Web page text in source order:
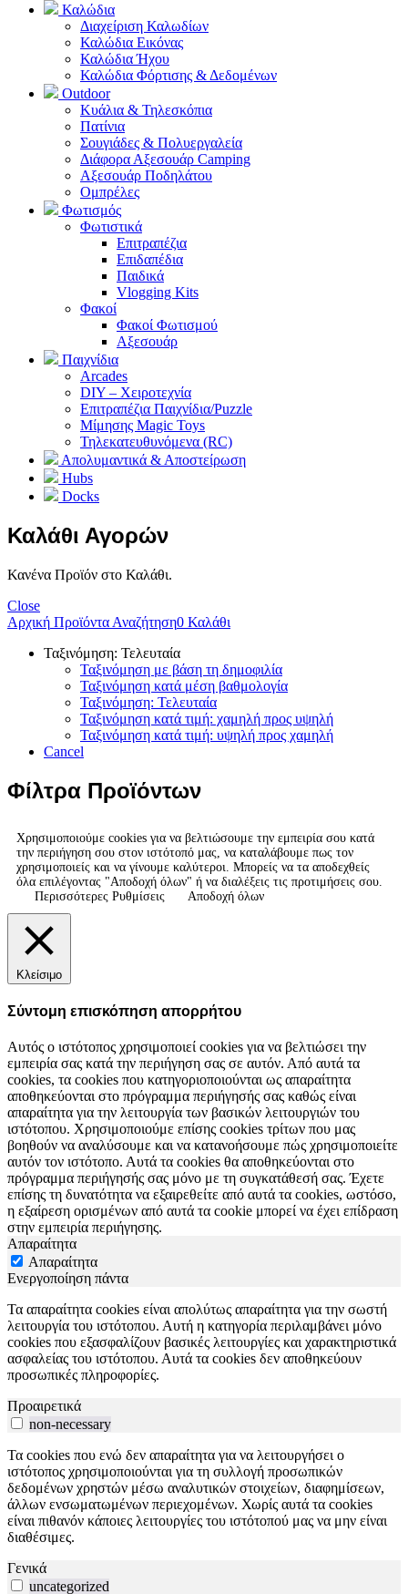
Καλώδια
Διαχείριση Καλωδίων
Καλώδια Εικόνας
Καλώδια Ήχου
Καλώδια Φόρτισης & Δεδομένων
Outdoor
Κυάλια & Τηλεσκόπια
Πατίνια
Σουγιάδες & Πολυεργαλεία
Διάφορα Αξεσουάρ Camping
Αξεσουάρ Ποδηλάτου
Ομπρέλες
Φωτισμός
Φωτιστικά
Επιτραπέζια
Επιδαπέδια
Παιδικά
Vlogging Kits
Φακοί
Φακοί Φωτισμού
Αξεσουάρ
Παιχνίδια
Arcades
DIY – Χειροτεχνία
Επιτραπέζια Παιχνίδια/Puzzle
Μίμησης Magic Toys
Τηλεκατευθυνόμενα (RC)
Απολυμαντικά & Αποστείρωση
Hubs
Docks
Καλάθι Αγορών
Κανένα Προϊόν στο Καλάθι.
Close
Αρχική Προϊόντα Αναζήτηση0 Καλάθι
Ταξινόμηση: Τελευταία
Ταξινόμηση με βάση τη δημοφιλία
Ταξινόμηση κατά μέση βαθμολογία
Ταξινόμηση: Τελευταία
Ταξινόμηση κατά τιμή: χαμηλή προς υψηλή
Ταξινόμηση κατά τιμή: υψηλή προς χαμηλή
Cancel
Φίλτρα Προϊόντων
Χρησιμοποιούμε cookies για να βελτιώσουμε την εμπειρία σου κατά
την περιήγηση σου στον ιστότοπό μας, να καταλάβουμε πως τον
χρησιμοποιείς και να γίνουμε καλύτεροι. Μπορείς να τα αποδεχθείς
όλα επιλέγοντας "Αποδοχή όλων" ή να διαλέξεις τις προτιμήσεις σου.
Περισσότερες Ρυθμίσεις
Αποδοχή όλων
Κλείσιμο
Σύντομη επισκόπηση απορρήτου
Αυτός ο ιστότοπος χρησιμοποιεί cookies για να βελτιώσει την
εμπειρία σας κατά την περιήγηση σας σε αυτόν. Από αυτά τα
cookies, τα cookies που κατηγοριοποιούνται ως απαραίτητα
αποθηκεύονται στο πρόγραμμα περιήγησής σας καθώς είναι
απαραίτητα για την λειτουργία των βασικών λειτουργιών του
ιστότοπου. Χρησιμοποιούμε επίσης cookies τρίτων που μας
βοηθούν να αναλύσουμε και να κατανοήσουμε πώς χρησιμοποιείτε
αυτόν τον ιστότοπο. Αυτά τα cookies θα αποθηκεύονται στο
πρόγραμμα περιήγησής σας μόνο με τη συγκατάθεσή σας. Έχετε
επίσης τη δυνατότητα να εξαιρεθείτε από αυτά τα cookies, ωστόσο,
η εξαίρεση ορισμένων από αυτά τα cookie μπορεί να έχει επίδραση
στην εμπειρία περιήγησης.
Απαραίτητα
Απαραίτητα
Ενεργοποίηση πάντα
Τα απαραίτητα cookies είναι απολύτως απαραίτητα για την σωστή
λειτουργία του ιστότοπου. Αυτή η κατηγορία περιλαμβάνει μόνο
cookies που εξασφαλίζουν βασικές λειτουργίες και χαρακτηριστικά
ασφαλείας του ιστότοπου. Αυτά τα cookies δεν αποθηκεύουν
προσωπικές πληροφορίες.
Προαιρετικά
non-necessary
Τα cookies που ενώ δεν απαραίτητα για να λειτουργήσει ο
ιστότοπος χρησιμοποιούνται για τη συλλογή προσωπικών
δεδομένων χρηστών μέσω αναλυτικών στοιχείων, διαφημίσεων,
άλλων ενσωματωμένων περιεχομένων. Χωρίς αυτά τα cookies
είναι πιθανόν κάποιες λειτουργίες του ιστότοπού μας να μην είναι
διαθέσιμες.
Γενικά
uncategorized